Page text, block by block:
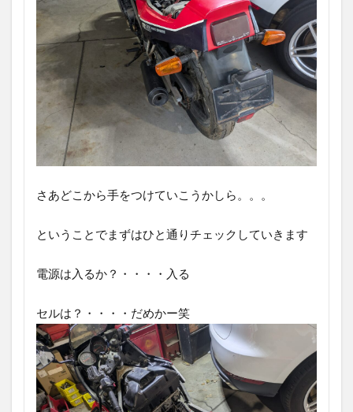
さあどこから手をつけていこうかしら。。。
ということでまずはひと通りチェックしていきます
電源は入るか？・・・・入る
セルは？・・・・だめかー笑